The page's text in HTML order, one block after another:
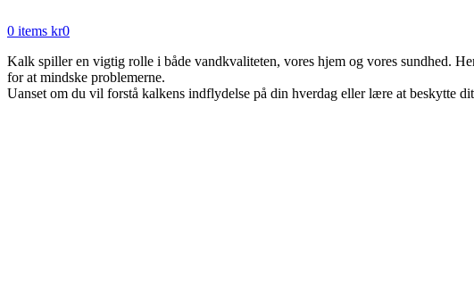
0 items kr0
Kalk spiller en vigtig rolle i både vandkvaliteten, vores hjem og vores sundhed.
for at mindske problemerne.
Uanset om du vil forstå kalkens indflydelse på din hverdag eller lære at beskytte